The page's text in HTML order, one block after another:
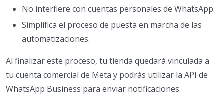
No interfiere con cuentas personales de WhatsApp.
Simplifica el proceso de puesta en marcha de las
automatizaciones.
Al finalizar este proceso, tu tienda quedará vinculada a
tu cuenta comercial de Meta y podrás utilizar la API de
WhatsApp Business para enviar notificaciones.